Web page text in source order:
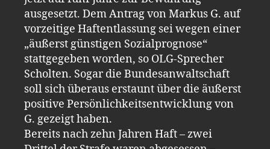
ausgesetzt. Dem Antrag von Markus G. auf
vorzeitige Haftentlassung sei wegen einer
„äußerst günstigen Sozialprognose“
stattgegeben worden, so OLG-Sprecher
Scholten. Sogar die Bundesanwaltschaft
soll sich überaus erstaunt über die äußerst
positive Persönlichkeitsentwicklung von
G. gezeigt haben.
Bereits nach zehn Jahren Haft – zwei